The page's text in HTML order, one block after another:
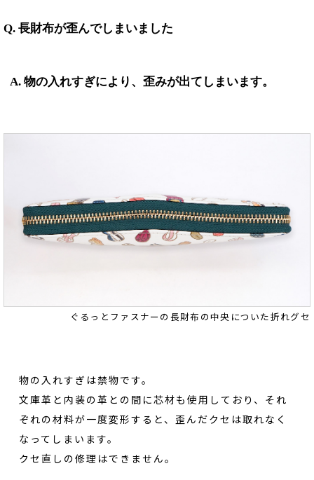
Q. 長財布が歪んでしまいました
A. 物の入れすぎにより、歪みが出てしまいます。
ぐるっとファスナーの長財布の中央についた折れグセ
物の入れすぎは禁物です。
文庫革と内装の革との間に芯材も使用しており、それ
ぞれの材料が一度変形すると、歪んだクセは取れなく
なってしまいます。
クセ直しの修理はできません。